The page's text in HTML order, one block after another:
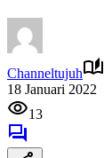
Channeltujuh
18 Januari 2022
13